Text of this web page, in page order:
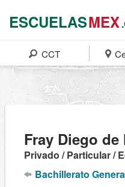
ESCUELASMEX
CCT
Fray Diego
Privado / Particular /
Bachillerato